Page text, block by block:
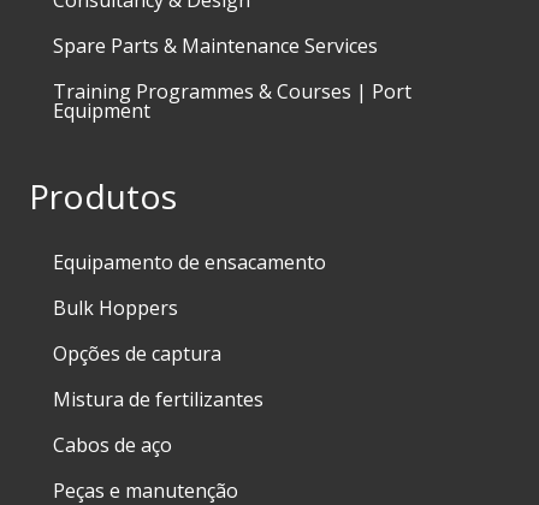
Spare Parts & Maintenance Services
Training Programmes & Courses | Port
Equipment
Produtos
Equipamento de ensacamento
Bulk Hoppers
Opções de captura
Mistura de fertilizantes
Cabos de aço
Peças e manutenção